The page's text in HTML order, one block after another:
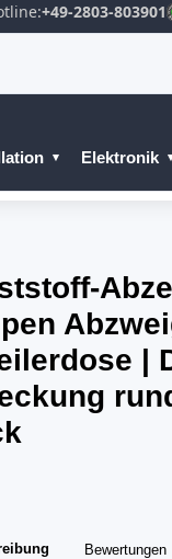
+49-2803-803901
Elektronik
|
Bewertungen